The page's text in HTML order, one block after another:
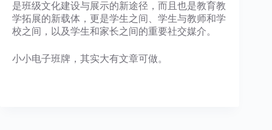
是班级文化建设与展示的新途径，而且也是教育教
学拓展的新载体，更是学生之间、学生与教师和学
校之间，以及学生和家长之间的重要社交媒介。
小小电子班牌，其实大有文章可做。